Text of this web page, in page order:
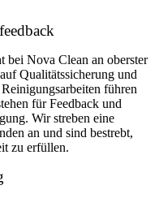
bei Nova Clean an oberster
Qualitätssicherung und
führen
für Feedback und
Wir streben eine
an und sind bestrebt,
zu erfüllen.